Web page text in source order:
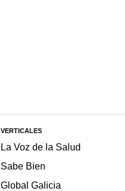
VERTICALES
La Voz de la Salud
Sabe Bien
Global Galicia